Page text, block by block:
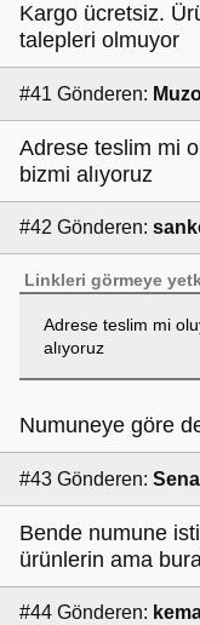
Kargo ücretsiz.
talepleri olmuyor
#41 Gönderen:
Adrese teslim mi
bizmi alıyoruz
#42 Gönderen:
Linkleri görmeye
Adrese teslim mi
alıyoruz
Numuneye göre
#43 Gönderen:
Bende numune
ürünlerin ama
#44 Gönderen: